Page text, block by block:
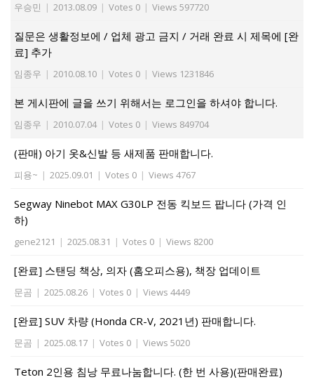
우승민 | 2013.08.09 | Votes 0 | Views 597720
질문은 생활정보에 / 업체 광고 금지 / 거래 완료 시 제목에 [완
료] 추가
임종우 | 2010.08.10 | Votes 0 | Views 1231846
본 게시판에 글을 쓰기 위해서는 로그인을 하셔야 합니다.
임종우 | 2010.07.04 | Votes 0 | Views 849704
(판매) 아기 옷&신발 등 새제품 판매합니다.
피용~ | 2025.09.01 | Votes 0 | Views 4767
Segway Ninebot MAX G30LP 전동 킥보드 팝니다 (가격 인
하)
gene2121 | 2025.08.31 | Votes 0 | Views 8200
[완료] 스탠딩 책상, 의자 (홈오피스용), 책장 업데이트
문곰 | 2025.08.26 | Votes 0 | Views 4449
[완료] SUV 차량 (Honda CR-V, 2021년) 판매합니다.
문곰 | 2025.08.17 | Votes 0 | Views 5020
Teton 2인용 침낭 무료나눔합니다. (한 번 사용)(판매완료)